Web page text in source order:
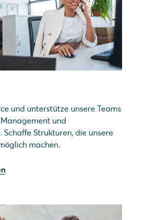
und unterstütze unsere Teams
und
Schaffe Strukturen, die unsere
machen.